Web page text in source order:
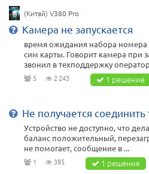
(Китай) V380 Pro
Камера не запускается
время ожидания набора номера
сим карты. Говорит камера при
звонил в техподдержку
5 2 243 1 решение
Не получается
Устройство не доступно, что
баланс положительный,
не помогает, сообщение в ...
1 385 1 решение